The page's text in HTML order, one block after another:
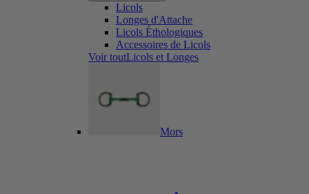
Licols
Longes d'Attache
Licols Éthologiques
Accessoires de Licols
Voir toutLicols et Longes
Mors